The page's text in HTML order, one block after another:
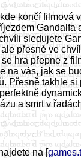
končí filmová
Gandalfa
sledujete
přesně ve
hra přepne z
na vás, jak se
Přesně takhle
a smrt v
na [